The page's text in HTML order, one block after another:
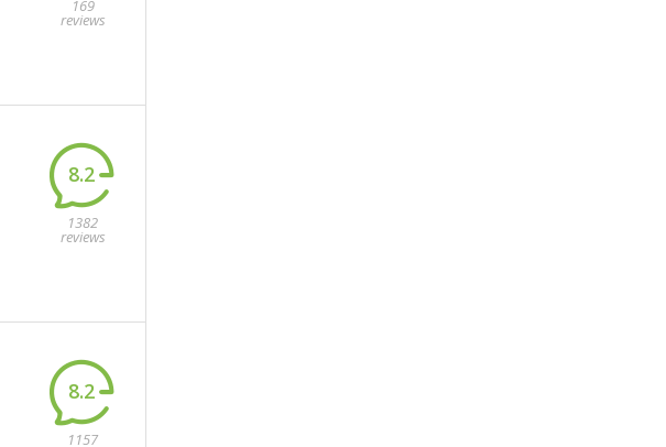
169
reviews
8.2
1382
reviews
8.2
1157